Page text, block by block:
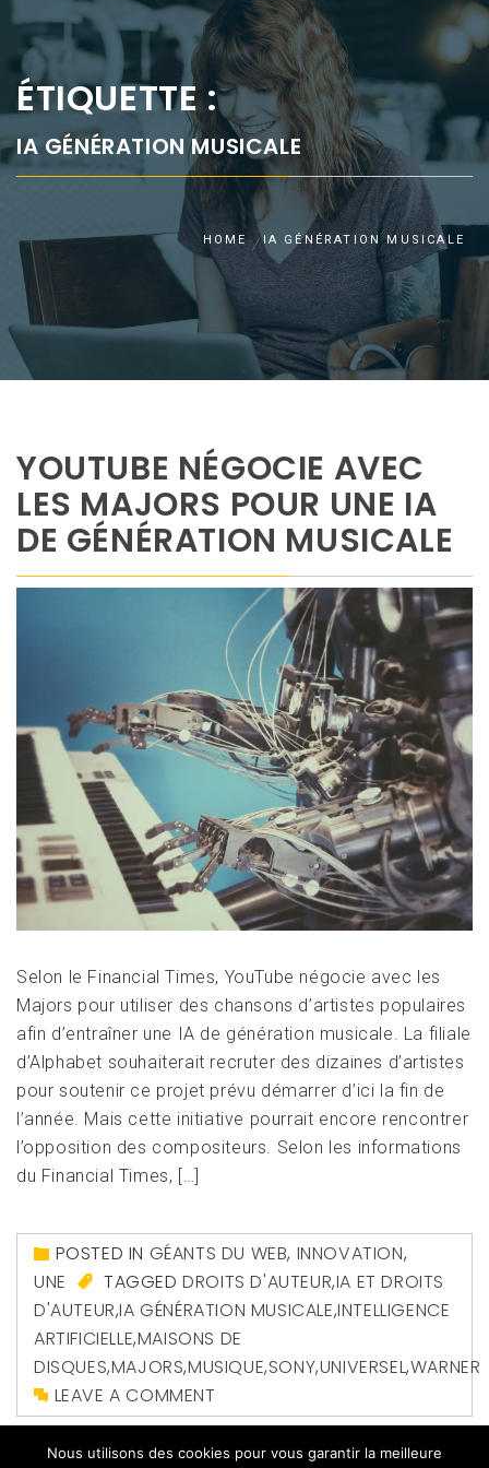
ÉTIQUETTE :
IA GÉNÉRATION MUSICALE
HOME IA GÉNÉRATION MUSICALE
YOUTUBE NÉGOCIE AVEC
LES MAJORS POUR UNE IA
DE GÉNÉRATION MUSICALE
Selon le Financial Times, YouTube négocie avec les
Majors pour utiliser des chansons d’artistes populaires
afin d’entraîner une IA de génération musicale. La filiale
d’Alphabet souhaiterait recruter des dizaines d’artistes
pour soutenir ce projet prévu démarrer d’ici la fin de
l’année. Mais cette initiative pourrait encore rencontrer
l’opposition des compositeurs. Selon les informations
du Financial Times, […]
POSTED IN GÉANTS DU WEB, INNOVATION,
UNE
TAGGEDDROITS D'AUTEUR,IA ET DROITS
D'AUTEUR,IA GÉNÉRATION MUSICALE,INTELLIGENCE
ARTIFICIELLE,MAISONS DE
DISQUES,MAJORS,MUSIQUE,SONY,UNIVERSEL,WARNER
LEAVE A COMMENT
Nous utilisons des cookies pour vous garantir la meilleure